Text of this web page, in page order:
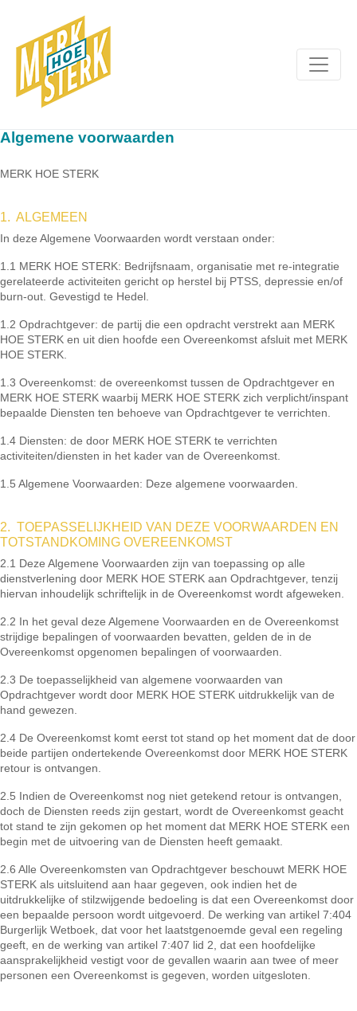
Algemene voorwaarden
MERK HOE STERK
1. ALGEMEEN
In deze Algemene Voorwaarden wordt verstaan onder:
1.1 MERK HOE STERK: Bedrijfsnaam, organisatie met re-integratie
gerelateerde activiteiten gericht op herstel bij PTSS, depressie en/of
burn-out. Gevestigd te Hedel.
1.2 Opdrachtgever: de partij die een opdracht verstrekt aan MERK
HOE STERK en uit dien hoofde een Overeenkomst afsluit met MERK
HOE STERK.
1.3 Overeenkomst: de overeenkomst tussen de Opdrachtgever en
MERK HOE STERK waarbij MERK HOE STERK zich verplicht/inspant
bepaalde Diensten ten behoeve van Opdrachtgever te verrichten.
1.4 Diensten: de door MERK HOE STERK te verrichten
activiteiten/diensten in het kader van de Overeenkomst.
1.5 Algemene Voorwaarden: Deze algemene voorwaarden.
2. TOEPASSELIJKHEID VAN DEZE VOORWAARDEN EN
TOTSTANDKOMING OVEREENKOMST
2.1 Deze Algemene Voorwaarden zijn van toepassing op alle
dienstverlening door MERK HOE STERK aan Opdrachtgever, tenzij
hiervan inhoudelijk schriftelijk in de Overeenkomst wordt afgeweken.
2.2 In het geval deze Algemene Voorwaarden en de Overeenkomst
strijdige bepalingen of voorwaarden bevatten, gelden de in de
Overeenkomst opgenomen bepalingen of voorwaarden.
2.3 De toepasselijkheid van algemene voorwaarden van
Opdrachtgever wordt door MERK HOE STERK uitdrukkelijk van de
hand gewezen.
2.4 De Overeenkomst komt eerst tot stand op het moment dat de door
beide partijen ondertekende Overeenkomst door MERK HOE STERK
retour is ontvangen.
2.5 Indien de Overeenkomst nog niet getekend retour is ontvangen,
doch de Diensten reeds zijn gestart, wordt de Overeenkomst geacht
tot stand te zijn gekomen op het moment dat MERK HOE STERK een
begin met de uitvoering van de Diensten heeft gemaakt.
2.6 Alle Overeenkomsten van Opdrachtgever beschouwt MERK HOE
STERK als uitsluitend aan haar gegeven, ook indien het de
uitdrukkelijke of stilzwijgende bedoeling is dat een Overeenkomst door
een bepaalde persoon wordt uitgevoerd. De werking van artikel 7:404
Burgerlijk Wetboek, dat voor het laatstgenoemde geval een regeling
geeft, en de werking van artikel 7:407 lid 2, dat een hoofdelijke
aansprakelijkheid vestigt voor de gevallen waarin aan twee of meer
personen een Overeenkomst is gegeven, worden uitgesloten.